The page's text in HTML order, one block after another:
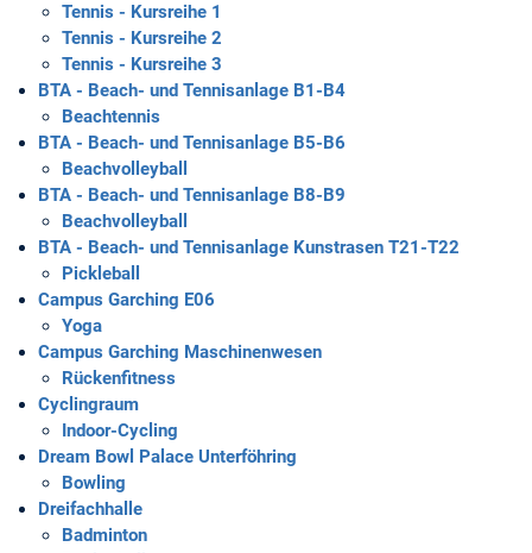
Tennis - Kursreihe 1
Tennis - Kursreihe 2
Tennis - Kursreihe 3
BTA - Beach- und Tennisanlage B1-B4
Beachtennis
BTA - Beach- und Tennisanlage B5-B6
Beachvolleyball
BTA - Beach- und Tennisanlage B8-B9
Beachvolleyball
BTA - Beach- und Tennisanlage Kunstrasen T21-T22
Pickleball
Campus Garching E06
Yoga
Campus Garching Maschinenwesen
Rückenfitness
Cyclingraum
Indoor-Cycling
Dream Bowl Palace Unterföhring
Bowling
Dreifachhalle
Badminton